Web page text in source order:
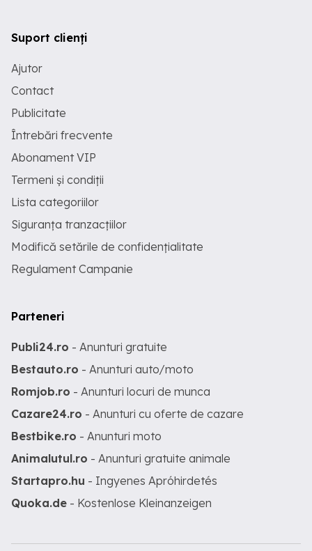
Suport clienți
Ajutor
Contact
Publicitate
Întrebări frecvente
Abonament VIP
Termeni și condiții
Lista categoriilor
Siguranța tranzacțiilor
Modifică setările de confidențialitate
Regulament Campanie
Parteneri
Publi24.ro - Anunturi gratuite
Bestauto.ro - Anunturi auto/moto
Romjob.ro - Anunturi locuri de munca
Cazare24.ro - Anunturi cu oferte de cazare
Bestbike.ro - Anunturi moto
Animalutul.ro - Anunturi gratuite animale
Startapro.hu - Ingyenes Apróhirdetés
Quoka.de - Kostenlose Kleinanzeigen